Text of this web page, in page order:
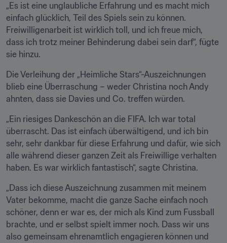
„Es ist eine unglaubliche Erfahrung und es macht mich
einfach glücklich, Teil des Spiels sein zu können.
Freiwilligenarbeit ist wirklich toll, und ich freue mich,
dass ich trotz meiner Behinderung dabei sein darf“, fügte
sie hinzu.
Die Verleihung der „Heimliche Stars“-Auszeichnungen
blieb eine Überraschung – weder Christina noch Andy
ahnten, dass sie Davies und Co. treffen würden.
„Ein riesiges Dankeschön an die FIFA. Ich war total
überrascht. Das ist einfach überwältigend, und ich bin
sehr, sehr dankbar für diese Erfahrung und dafür, wie sich
alle während dieser ganzen Zeit als Freiwillige verhalten
haben. Es war wirklich fantastisch“, sagte Christina.
„Dass ich diese Auszeichnung zusammen mit meinem
Vater bekomme, macht die ganze Sache einfach noch
schöner, denn er war es, der mich als Kind zum Fussball
brachte, und er selbst spielt immer noch. Dass wir uns
also gemeinsam ehrenamtlich engagieren können und